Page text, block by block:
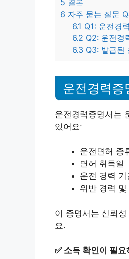
5 결론
6 자주 묻는 질문
6.1 Q1: 운전경
6.2 Q2: 운전경
6.3 Q3: 발급된
운전경력증
운전경력증명서는
있어요:
운전면허 종
면허 취득일
운전 경력 기
위반 경력
이 증명서는 신뢰
요.
✅ 소득 확인이 필